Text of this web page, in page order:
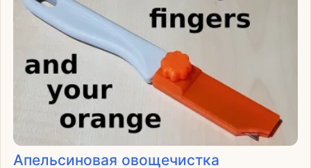
Апельсиновая овощечистка